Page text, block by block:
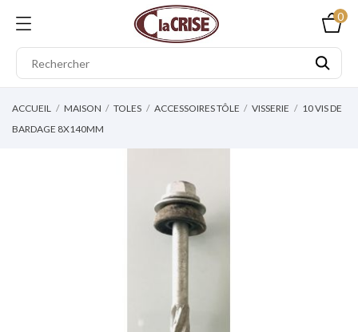
0
ACCUEIL MAISON TOLES ACCESSOIRES TÔLE VISSERIE
10 VIS DE
BARDAGE 8X140MM